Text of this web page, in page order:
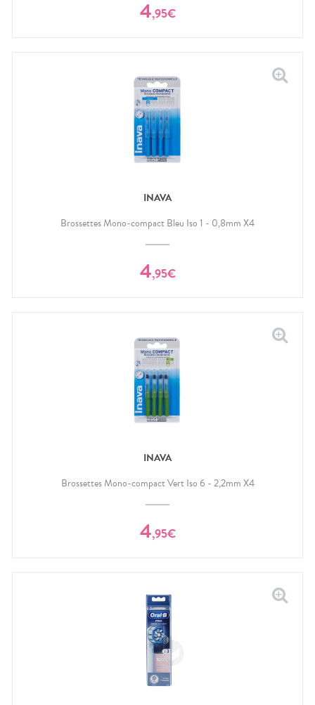
4,95€
INAVA
Brossettes Mono-compact Bleu Iso 1 - 0,8mm X4
4,95€
INAVA
Brossettes Mono-compact Vert Iso 6 - 2,2mm X4
4,95€